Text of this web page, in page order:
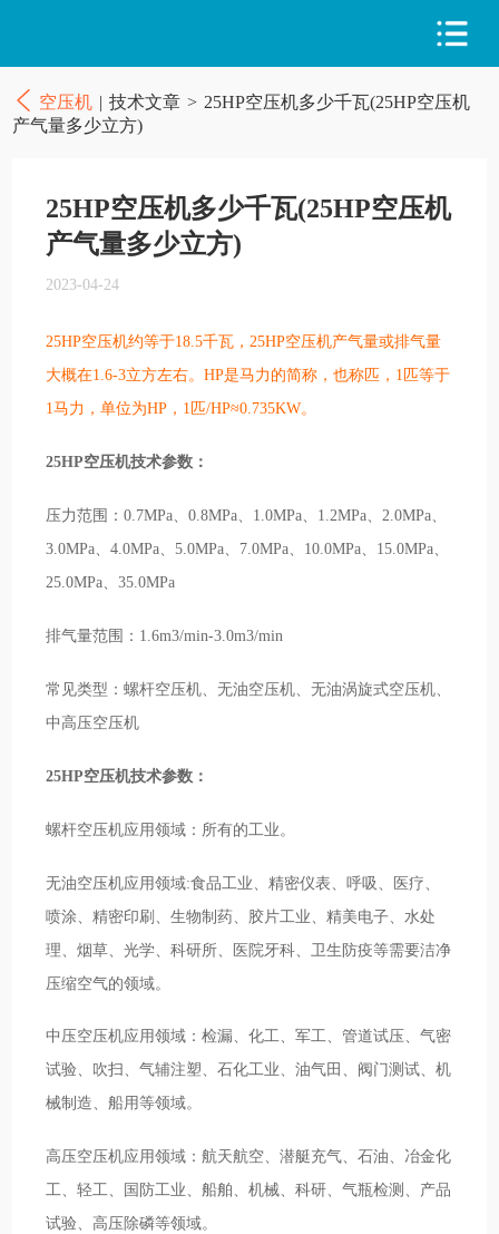
空压机 | 技术文章 > 25HP空压机多少千瓦(25HP空压机
产气量多少立方)
25HP空压机多少千瓦(25HP空压机
产气量多少立方)
2023-04-24
25HP空压机约等于18.5千瓦，25HP空压机产气量或排气量
大概在1.6-3立方左右。HP是马力的简称，也称匹，1匹等于
1马力，单位为HP，1匹/HP≈0.735KW。
25HP空压机技术参数：
压力范围：0.7MPa、0.8MPa、1.0MPa、1.2MPa、2.0MPa、
3.0MPa、4.0MPa、5.0MPa、7.0MPa、10.0MPa、15.0MPa、
25.0MPa、35.0MPa
排气量范围：1.6m3/min-3.0m3/min
常见类型：螺杆空压机、无油空压机、无油涡旋式空压机、
中高压空压机
25HP空压机技术参数：
螺杆空压机应用领域：所有的工业。
无油空压机应用领域:食品工业、精密仪表、呼吸、医疗、
喷涂、精密印刷、生物制药、胶片工业、精美电子、水处
理、烟草、光学、科研所、医院牙科、卫生防疫等需要洁净
压缩空气的领域。
中压空压机应用领域：检漏、化工、军工、管道试压、气密
试验、吹扫、气辅注塑、石化工业、油气田、阀门测试、机
械制造、船用等领域。
高压空压机应用领域：航天航空、潜艇充气、石油、冶金化
工、轻工、国防工业、船舶、机械、科研、气瓶检测、产品
试验、高压除磷等领域。